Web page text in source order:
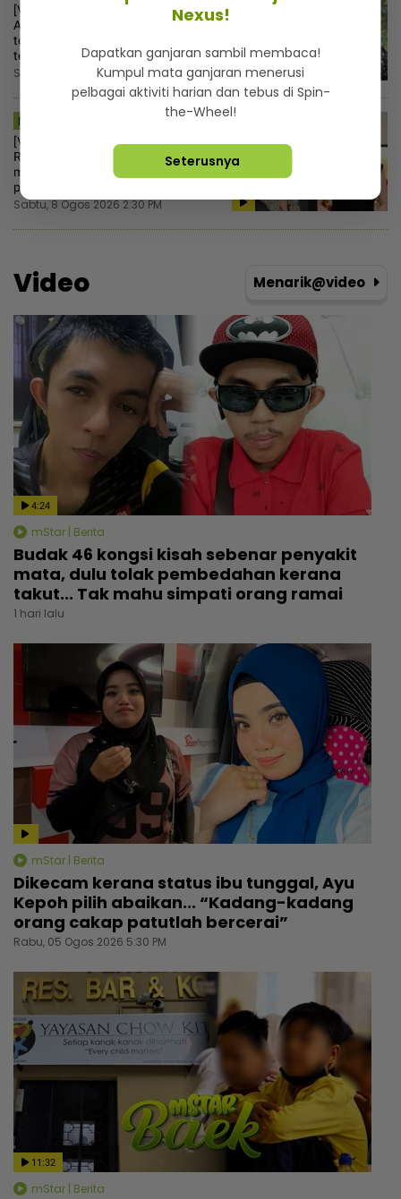
[V] “Datuk M. Nasir hanya bergurau“ -
Aliff Aziz ulas gelaran aktor kedua
terkacak, rezeki pertama kali buat
teater
Sabtu, 8 Ogos 2026 3:30 PM
MSTAR | HIBURAN
[V] “Macam tak rasa bersalah“ -
Ruhainies ambil tindakan, vendor
makanan salah guna nama untuk
pemasaran
Sabtu, 8 Ogos 2026 2:30 PM
Video Menarik@video
4:24
mStar | Berita
Budak 46 kongsi kisah sebenar penyakit
mata, dulu tolak pembedahan kerana
takut... Tak mahu simpati orang ramai
1 hari lalu
mStar | Berita
Dikecam kerana status ibu tunggal, Ayu
Kepoh pilih abaikan... “Kadang-kadang
orang cakap patutlah bercerai”
Rabu, 05 Ogos 2026 5:30 PM
11:32
mStar | Berita
Nexus!
Dapatkan ganjaran sambil membaca!
Kumpul mata ganjaran menerusi
pelbagai aktiviti harian dan tebus di Spin-
the-Wheel!
Seterusnya